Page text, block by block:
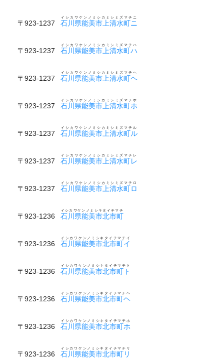
〒923-1237 石川県能美市上清水町ニ
イシカワケンノミシカミシミズマチニ
〒923-1237 石川県能美市上清水町ハ
イシカワケンノミシカミシミズマチハ
〒923-1237 石川県能美市上清水町ヘ
イシカワケンノミシカミシミズマチヘ
〒923-1237 石川県能美市上清水町ホ
イシカワケンノミシカミシミズマチホ
〒923-1237 石川県能美市上清水町ル
イシカワケンノミシカミシミズマチル
〒923-1237 石川県能美市上清水町レ
イシカワケンノミシカミシミズマチレ
〒923-1237 石川県能美市上清水町ロ
イシカワケンノミシカミシミズマチロ
〒923-1236 石川県能美市北市町
イシカワケンノミシキタイチマチ
〒923-1236 石川県能美市北市町イ
イシカワケンノミシキタイチマチイ
〒923-1236 石川県能美市北市町ト
イシカワケンノミシキタイチマチト
〒923-1236 石川県能美市北市町ヘ
イシカワケンノミシキタイチマチヘ
〒923-1236 石川県能美市北市町ホ
イシカワケンノミシキタイチマチホ
〒923-1236 石川県能美市北市町リ
イシカワケンノミシキタイチマチリ